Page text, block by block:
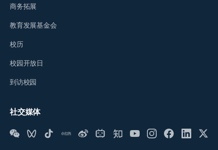
商务拓展
教育发展基金会
校历
校园开放日
到访校园
社交媒体